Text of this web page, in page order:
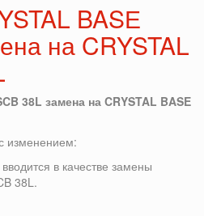
BASЕ
на CRYSTAL
38L замена на CRYSTAL BASE
изменением:
в качестве замены
38L.